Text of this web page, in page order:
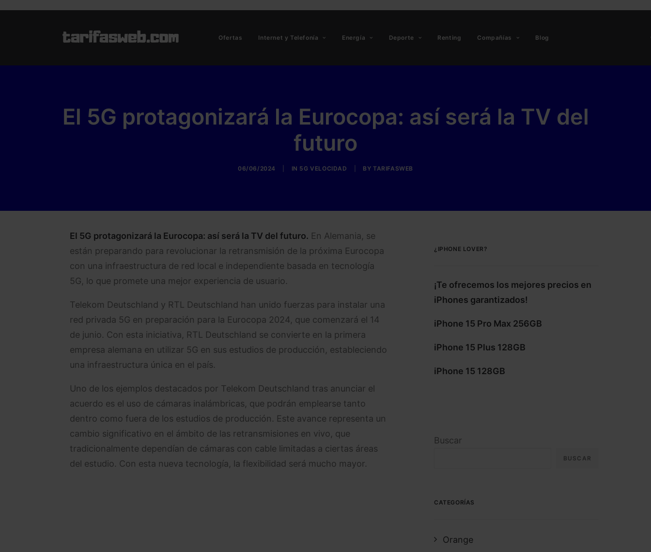
Ofertas Internet y Telefonía Energía Deporte Renting Compañías Blog
El 5G protagonizará la Eurocopa: así será la TV del
futuro
06/06/2024 IN 5G VELOCIDAD BYTARIFASWEB
El 5G protagonizará la Eurocopa: así será la TV del futuro. En Alemania, se
están preparando para revolucionar la retransmisión de la próxima Eurocopa
con una infraestructura de red local e independiente basada en tecnología
5G, lo que promete una mejor experiencia de usuario.
Telekom Deutschland y RTL Deutschland han unido fuerzas para instalar una
red privada 5G en preparación para la Eurocopa 2024, que comenzará el 14
de junio. Con esta iniciativa, RTL Deutschland se convierte en la primera
empresa alemana en utilizar 5G en sus estudios de producción, estableciendo
una infraestructura única en el país.
Uno de los ejemplos destacados por Telekom Deutschland tras anunciar el
acuerdo es el uso de cámaras inalámbricas, que podrán emplearse tanto
dentro como fuera de los estudios de producción. Este avance representa un
cambio significativo en el ámbito de las retransmisiones en vivo, que
tradicionalmente dependían de cámaras con cable limitadas a ciertas áreas
del estudio. Con esta nueva tecnología, la flexibilidad será mucho mayor.
¿IPHONE LOVER?
¡Te ofrecemos los mejores precios en
iPhones garantizados!
iPhone 15 Pro Max 256GB
iPhone 15 Plus 128GB
iPhone 15 128GB
Buscar
BUSCAR
CATEGORÍAS
Orange